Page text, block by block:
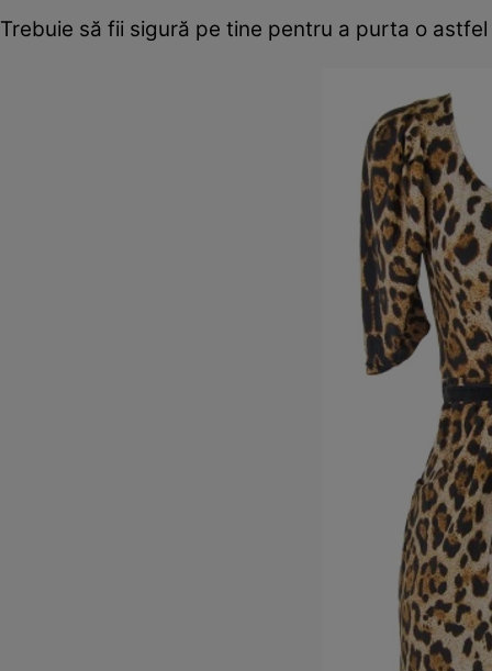
Trebuie să fii sigură pe tine pentru a purta o